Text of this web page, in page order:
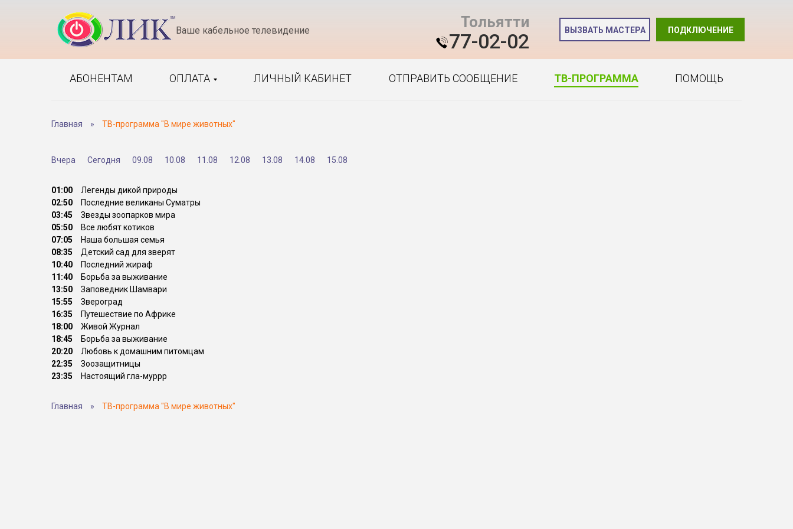
Ваше кабельное телевидение Тольятти
77-02-02 ПОДКЛЮЧЕНИЕ
ВЫЗВАТЬ МАСТЕРА
АБОНЕНТАМ ОПЛАТА ЛИЧНЫЙ КАБИНЕТ ОТПРАВИТЬ СООБЩЕНИЕ ТВ-ПРОГРАММА ПОМОЩЬ
Главная » ТВ-программа "В мире животных"
Вчера Сегодня 09.08 10.08 11.08 12.08 13.08 14.08 15.08
01:00
Легенды дикой природы
02:50
Последние великаны Суматры
03:45
Звезды зоопарков мира
05:50
Все любят котиков
07:05
Наша большая семья
08:35
Детский сад для зверят
10:40
Последний жираф
11:40
Борьба за выживание
13:50
Заповедник Шамвари
15:55
Звероград
16:35
Путешествие по Африке
18:00
Живой Журнал
18:45
Борьба за выживание
20:20
Любовь к домашним питомцам
22:35
Зоозащитницы
23:35
Настоящий гла-муррр
Главная » ТВ-программа "В мире животных"